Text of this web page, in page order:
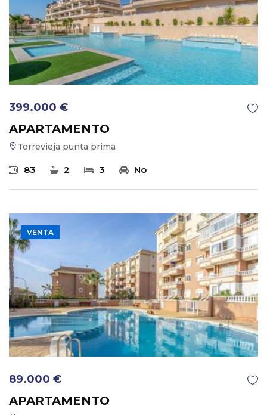
399.000 €
APARTAMENTO
Torrevieja punta prima
83 2 3 No
VENTA
89.000 €
APARTAMENTO